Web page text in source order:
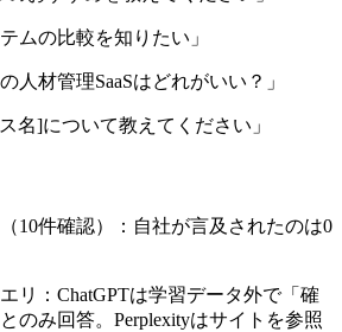
ムの比較を知りたい」
人材管理SaaSはどれがいい？」
名]について教えてください」
10件確認）：自社が言及されたのは0
リ：ChatGPTは学習データ外で「確
のみ回答。Perplexityはサイトを参照